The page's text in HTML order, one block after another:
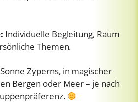
Individuelle Begleitung, Raum
Themen.
Zyperns, in magischer
Bergen oder Meer – je nach